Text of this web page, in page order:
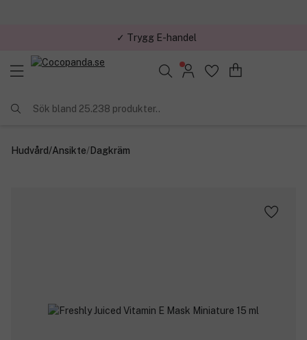
✓ Trygg E-handel
Sök bland 25.238 produkter..
Hudvård/Ansikte/Dagkräm